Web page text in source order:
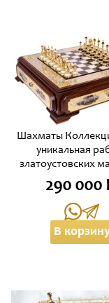
Шахматы
уникальная
златоустовских
290 000
В